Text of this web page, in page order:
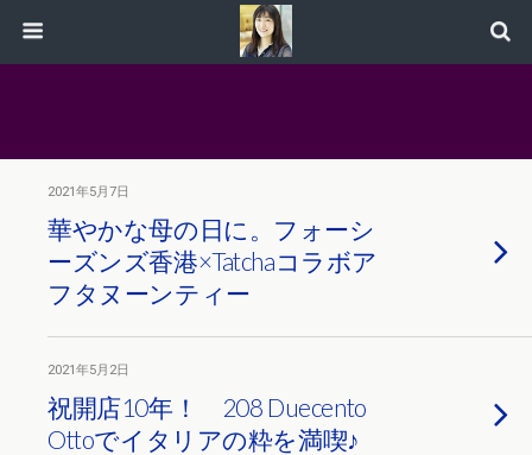
2021年5月7日
華やかな母の日に。フォーシ
ーズンズ香港×Tatchaコラボア
フタヌーンティー
2021年5月2日
祝開店10年！ 208 Duecento
Ottoでイタリアの粋を満喫♪